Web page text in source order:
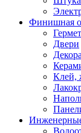
Финишная
Двери
Клей,